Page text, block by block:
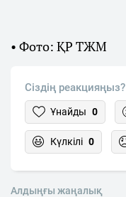
• Фото: ҚР ТЖМ
Сіздің реакцияңыз?
Ұнайды 0
Күлкілі 0
Алдыңғы жаңалық